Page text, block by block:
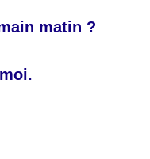
matin ?